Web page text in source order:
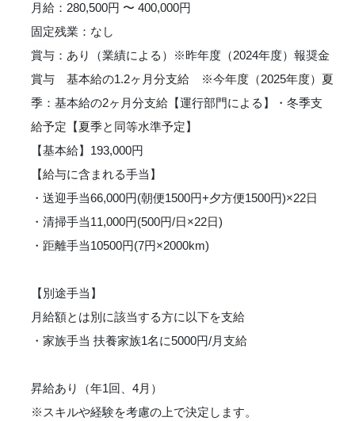
月給：280,500円 〜 400,000円
固定残業：なし
賞与：あり（業績による）※昨年度（2024年度）報奨金
賞与 基本給の1.2ヶ月分支給 ※今年度（2025年度）夏
季：基本給の2ヶ月分支給【運行部門による】・冬季支
給予定【夏季と同等水準予定】
【基本給】193,000円
【給与に含まれる手当】
・送迎手当66,000円(朝便1500円+夕方便1500円)×22日
・清掃手当11,000円(500円/日×22日)
・距離手当10500円(7円×2000km)
【別途手当】
月給額とは別に該当する方に以下を支給
・家族手当 扶養家族1名に5000円/月支給
昇給あり（年1回、4月）
※スキルや経験を考慮の上で決定します。